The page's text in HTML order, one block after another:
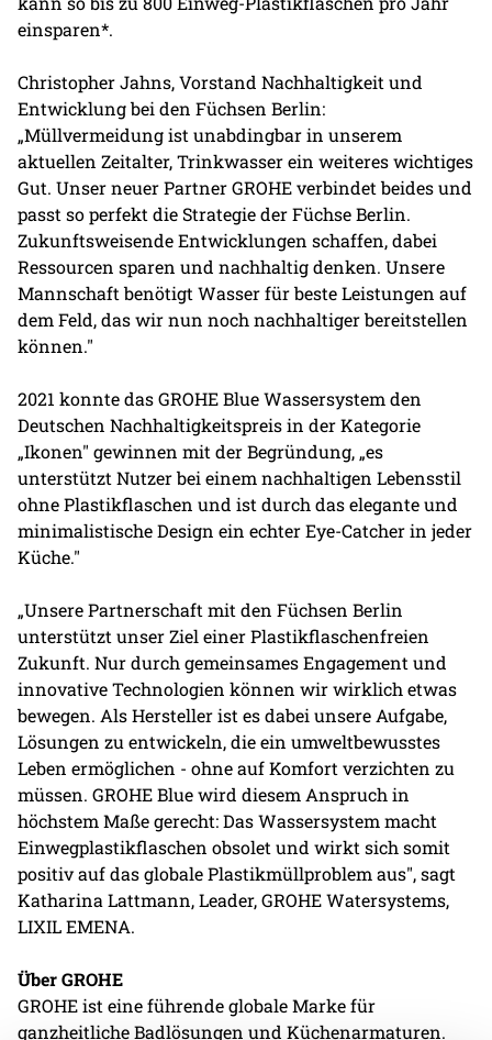
einsparen*.
Christopher Jahns, Vorstand Nachhaltigkeit und
Entwicklung bei den Füchsen Berlin:
„Müllvermeidung ist unabdingbar in unserem
aktuellen Zeitalter, Trinkwasser ein weiteres wichtiges
Gut. Unser neuer Partner GROHE verbindet beides und
passt so perfekt die Strategie der Füchse Berlin.
Zukunftsweisende Entwicklungen schaffen, dabei
Ressourcen sparen und nachhaltig denken. Unsere
Mannschaft benötigt Wasser für beste Leistungen auf
dem Feld, das wir nun noch nachhaltiger bereitstellen
können."
2021 konnte das GROHE Blue Wassersystem den
Deutschen Nachhaltigkeitspreis in der Kategorie
„Ikonen" gewinnen mit der Begründung, „es
unterstützt Nutzer bei einem nachhaltigen Lebensstil
ohne Plastikflaschen und ist durch das elegante und
minimalistische Design ein echter Eye-Catcher in jeder
Küche."
„Unsere Partnerschaft mit den Füchsen Berlin
unterstützt unser Ziel einer Plastikflaschenfreien
Zukunft. Nur durch gemeinsames Engagement und
innovative Technologien können wir wirklich etwas
bewegen. Als Hersteller ist es dabei unsere Aufgabe,
Lösungen zu entwickeln, die ein umweltbewusstes
Leben ermöglichen - ohne auf Komfort verzichten zu
müssen. GROHE Blue wird diesem Anspruch in
höchstem Maße gerecht: Das Wassersystem macht
Einwegplastikflaschen obsolet und wirkt sich somit
positiv auf das globale Plastikmüllproblem aus", sagt
Katharina Lattmann, Leader, GROHE Watersystems,
LIXIL EMENA.
Über GROHE
GROHE ist eine führende globale Marke für
ganzheitliche Badlösungen und Küchenarmaturen.